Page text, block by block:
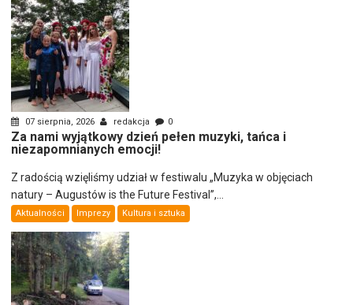
07 sierpnia, 2026 redakcja 0
Za nami wyjątkowy dzień pełen muzyki, tańca i
niezapomnianych emocji!
Z radością wzięliśmy udział w festiwalu „Muzyka w objęciach
natury – Augustów is the Future Festival”,...
Aktualności Imprezy Kultura i sztuka